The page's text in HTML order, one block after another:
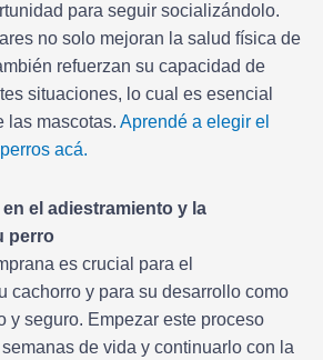
para seguir socializándolo.
no solo mejoran la salud física de
refuerzan su capacidad de
situaciones, lo cual es esencial
las mascotas. Aprendé a elegir el
acá.
en el adiestramiento y la
perro
es crucial para el
cachorro y para su desarrollo como
y seguro. Empezar este proceso
de vida y continuarlo con la